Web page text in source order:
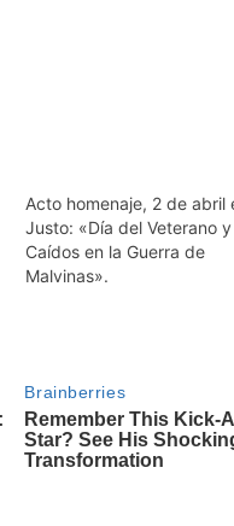
Acto homenaje, 2 de abril
Justo: «Día del Veterano
Caídos en la Guerra de
Malvinas».